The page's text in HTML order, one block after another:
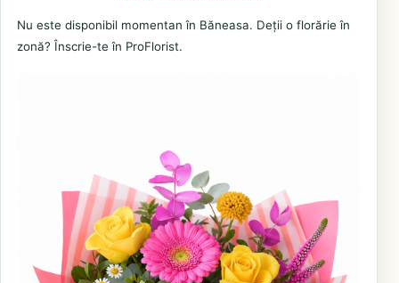
Nu este disponibil momentan în Băneasa. Deții o florărie în
zonă? Înscrie-te în ProFlorist.